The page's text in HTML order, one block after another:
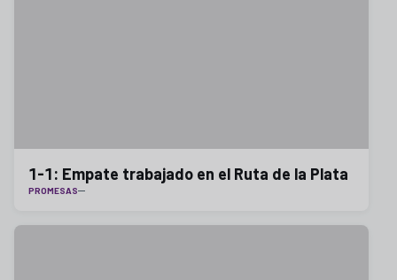
1-1: Empate trabajado en el Ruta de la Plata
PROMESAS